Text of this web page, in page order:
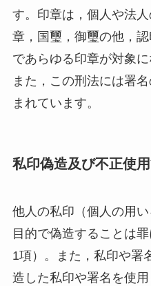
す。印章は，個人や法
章，国璽，御璽の他，
であらゆる印章が対象に
また，この刑法には署
まれています。
私印偽造及び不正使
他人の私印（個人の用
目的で偽造することは
1項）。また，私印や署
造した私印や署名を使